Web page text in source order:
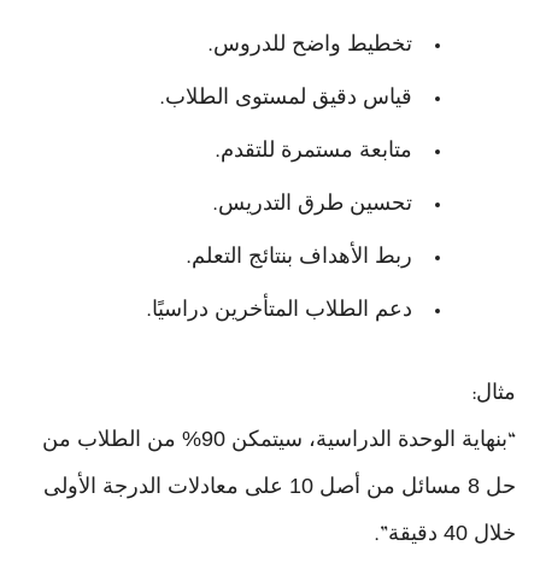
تخطيط واضح للدروس.
قياس دقيق لمستوى الطلاب.
متابعة مستمرة للتقدم.
تحسين طرق التدريس.
ربط الأهداف بنتائج التعلم.
دعم الطلاب المتأخرين دراسيًا.
مثال:
“
بنهاية الوحدة الدراسية، سيتمكن 90% من الطلاب من
حل 8 مسائل من أصل 10 على معادلات الدرجة الأولى
خلال 40 دقيقة
.”